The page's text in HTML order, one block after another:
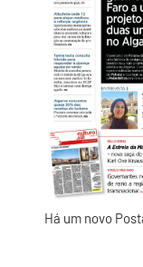
Há um novo